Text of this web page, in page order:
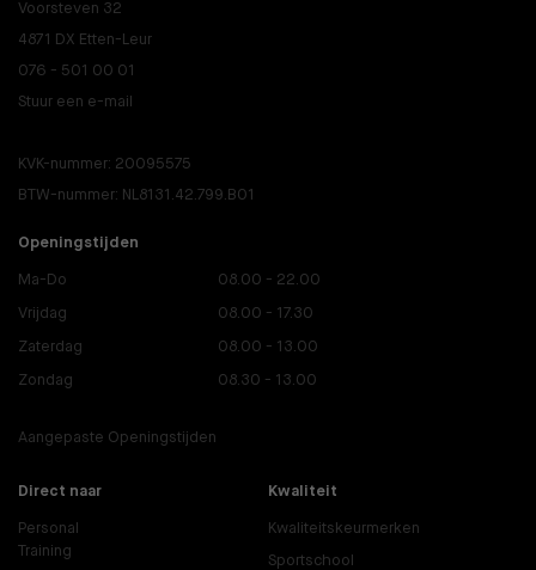
Voorsteven 32
4871 DX Etten-Leur
076 - 501 00 01
Stuur een e-mail
KVK-nummer: 20095575
BTW-nummer: NL8131.42.799.B01
Openingstijden
Ma-Do 08.00 - 22.00
Vrijdag 08.00 - 17.30
Zaterdag 08.00 - 13.00
Zondag 08.30 - 13.00
Aangepaste Openingstijden
Direct naar
Personal
Training
Kwaliteit
Kwaliteitskeurmerken
Sportschool